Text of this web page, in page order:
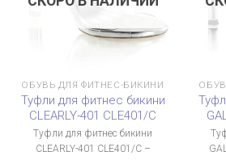
ОБУВЬ ДЛЯ ФИТНЕС-БИКИНИ
Туфли для фитнес бикини
CLEARLY-401 CLE401/C
Туфли для фитнес бикини
CLEARLY-401 CLE401/C –